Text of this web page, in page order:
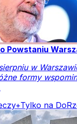
Powstaniu
w
formy
Tylko na